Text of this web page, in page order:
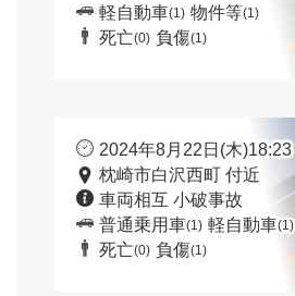
軽自動車(1) 物件等(1)
死亡(0) 負傷(1)
2024年8月22日(木)18:23
枕崎市白沢西町 付近
車両相互 小破事故
普通乗用車(1) 軽自動車(1)
死亡(0) 負傷(1)